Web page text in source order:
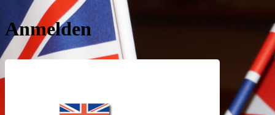
Anmelden
https://www.dbg-